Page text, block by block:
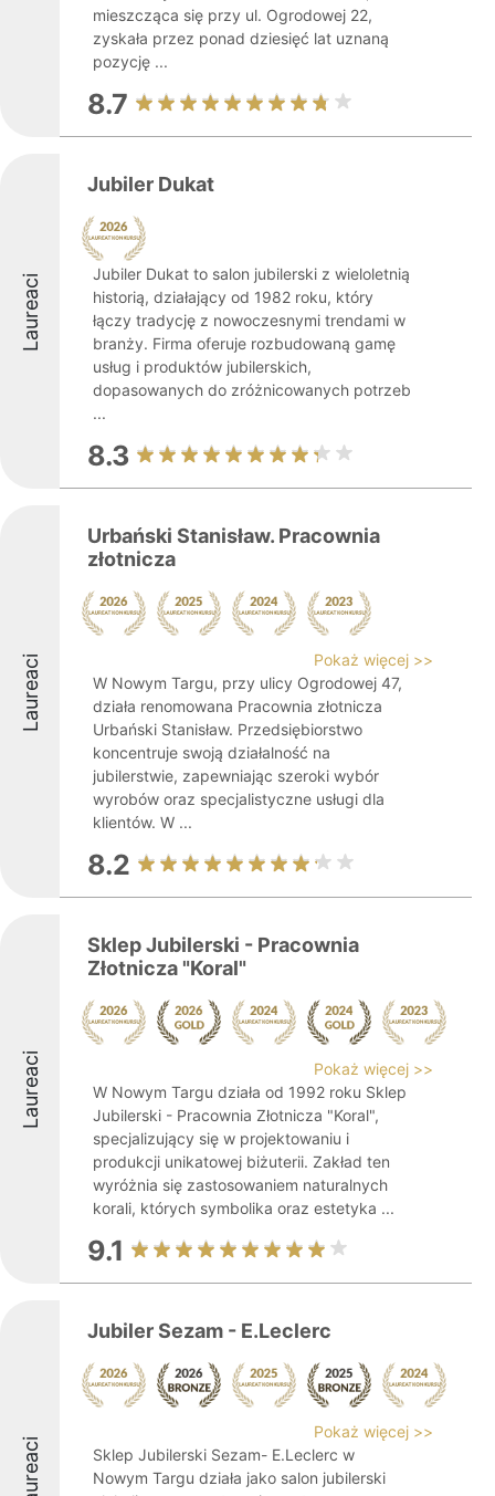
mieszcząca się przy ul. Ogrodowej 22,
zyskała przez ponad dziesięć lat uznaną
pozycję ...
8.7
Laureaci
Jubiler Dukat
Jubiler Dukat to salon jubilerski z wieloletnią
historią, działający od 1982 roku, który
łączy tradycję z nowoczesnymi trendami w
branży. Firma oferuje rozbudowaną gamę
usług i produktów jubilerskich,
dopasowanych do zróżnicowanych potrzeb
...
8.3
Laureaci
Urbański Stanisław. Pracownia
złotnicza
Pokaż więcej >>
W Nowym Targu, przy ulicy Ogrodowej 47,
działa renomowana Pracownia złotnicza
Urbański Stanisław. Przedsiębiorstwo
koncentruje swoją działalność na
jubilerstwie, zapewniając szeroki wybór
wyrobów oraz specjalistyczne usługi dla
klientów. W ...
8.2
Laureaci
Sklep Jubilerski - Pracownia
Złotnicza "Koral"
Pokaż więcej >>
W Nowym Targu działa od 1992 roku Sklep
Jubilerski - Pracownia Złotnicza "Koral",
specjalizujący się w projektowaniu i
produkcji unikatowej biżuterii. Zakład ten
wyróżnia się zastosowaniem naturalnych
korali, których symbolika oraz estetyka ...
9.1
Laureaci
Jubiler Sezam - E.Leclerc
Pokaż więcej >>
Sklep Jubilerski Sezam- E.Leclerc w
Nowym Targu działa jako salon jubilerski